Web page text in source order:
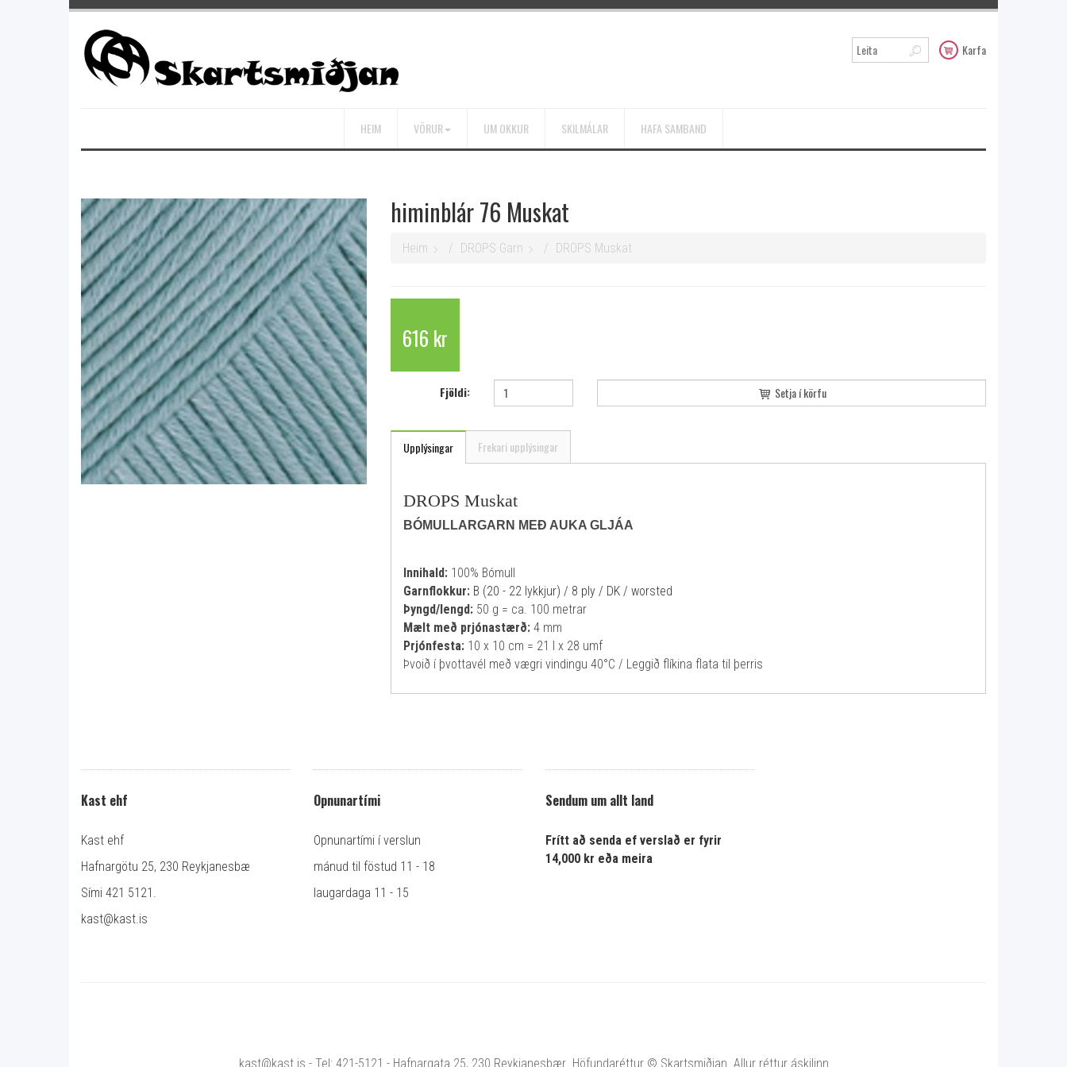
Karfa
HEIM VÖRUR UM OKKUR SKILMÁLAR HAFA SAMBAND
himinblár 76 Muskat
Heim DROPS Garn DROPS Muskat
616 kr
Fjöldi: Setja í körfu
Upplýsingar Frekari upplýsingar
DROPS Muskat
BÓMULLARGARN MEÐ AUKA GLJÁA
Innihald: 100% Bómull
Garnflokkur: B (20 - 22 lykkjur) / 8 ply / DK / worsted
Þyngd/lengd: 50 g = ca. 100 metrar
Mælt með prjónastærð: 4 mm
Prjónfesta: 10 x 10 cm = 21 l x 28 umf
Þvoið í þvottavél með vægri vindingu 40°C / Leggið flíkina flata til þerris
Kast ehf
Kast ehf
Hafnargötu 25, 230 Reykjanesbæ
Sími 421 5121.
kast@kast.is
Opnunartími
Opnunartími í verslun
mánud til föstud 11 - 18
laugardaga 11 - 15
Sendum um allt land
Frítt að senda ef verslað er fyrir
14,000 kr eða meira
kast@kast.is - Tel: 421-5121 - Hafnargata 25, 230 Reykjanesbær Höfundaréttur © Skartsmiðjan Allur réttur áskilinn